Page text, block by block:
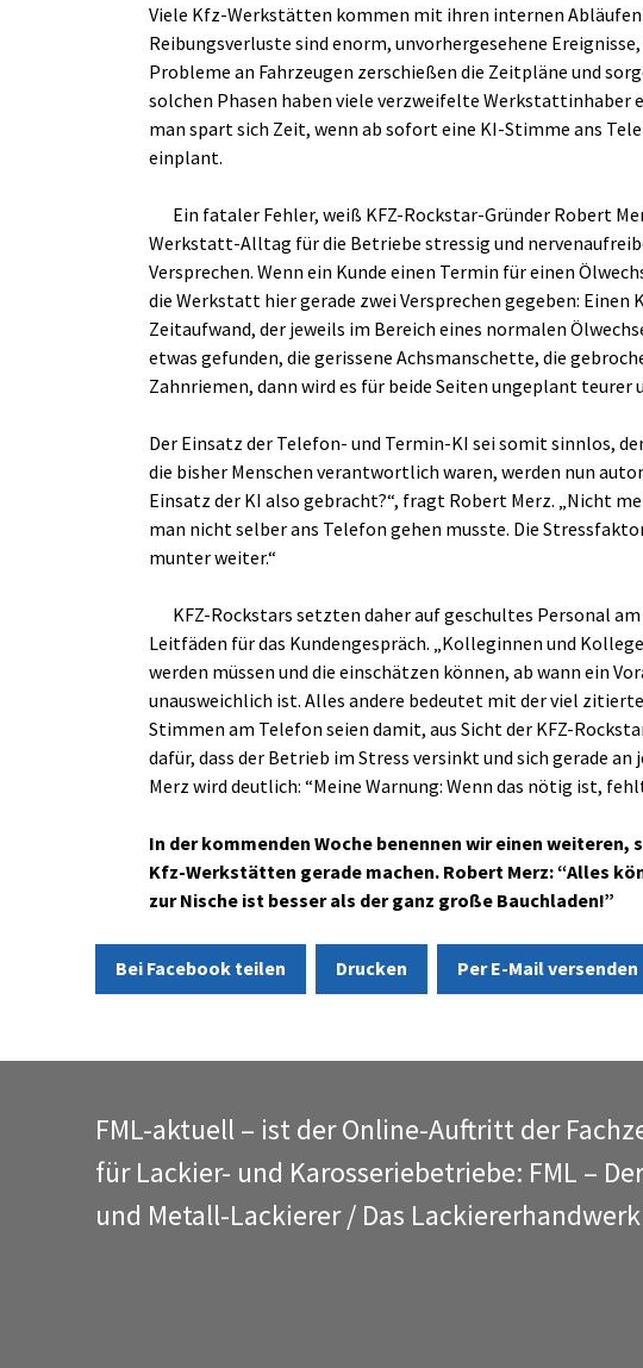
Viele Kfz-Werkstätten kommen mit ihren internen
Reibungsverluste sind enorm, unvorhergesehene
Probleme an Fahrzeugen zerschießen die Zeitpläne und
solchen Phasen haben viele verzweifelte Werkstattinhaber
man spart sich Zeit, wenn ab sofort eine KI-Stimme ans
einplant.
Ein fataler Fehler, weiß KFZ-Rockstar-Gründer Robert
Werkstatt-Alltag für die Betriebe stressig und
Versprechen. Wenn ein Kunde einen Termin für einen
die Werkstatt hier gerade zwei Versprechen gegeben: Einen
Zeitaufwand, der jeweils im Bereich eines normalen
etwas gefunden, die gerissene Achsmanschette, die
Zahnriemen, dann wird es für beide Seiten ungeplant
Der Einsatz der Telefon- und Termin-KI sei somit sinnlos,
die bisher Menschen verantwortlich waren, werden nun
Einsatz der KI also gebracht?“, fragt Robert Merz. „Nicht
man nicht selber ans Telefon gehen musste. Die
munter weiter.“
KFZ-Rockstars setzten daher auf geschultes Personal
Leitfäden für das Kundengespräch. „Kolleginnen und
werden müssen und die einschätzen können, ab wann ein
unausweichlich ist. Alles andere bedeutet mit der viel
Stimmen am Telefon seien damit, aus Sicht der KFZ-
dafür, dass der Betrieb im Stress versinkt und sich gerade
Merz wird deutlich: “Meine Warnung: Wenn das nötig ist,
In der kommenden Woche benennen wir einen
Kfz-Werkstätten gerade machen. Robert Merz: “Alles
zur Nische ist besser als der ganz große Bauchladen!”
Bei Facebook teilen Drucken Per E-Mail versenden
FML-aktuell – ist der Online-Auftritt der
für Lackier- und Karosseriebetriebe: FML –
und Metall-Lackierer / Das Lackiererhandwerk